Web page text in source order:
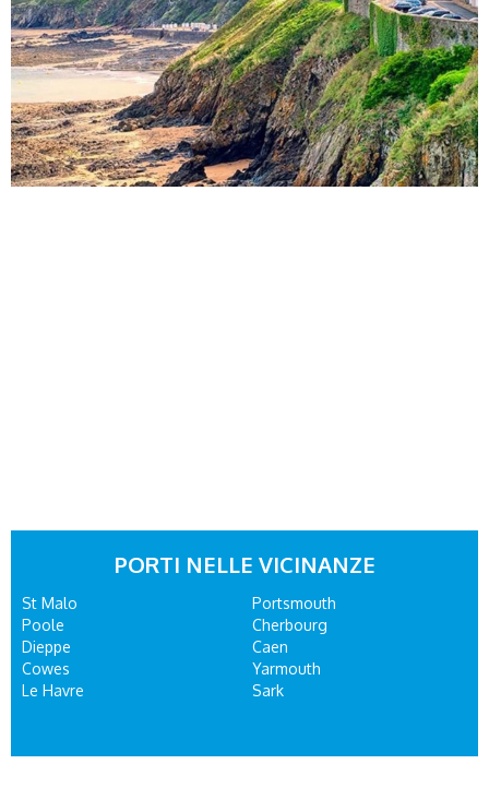
PORTI NELLE VICINANZE
St Malo
Poole
Dieppe
Cowes
Le Havre
Portsmouth
Cherbourg
Caen
Yarmouth
Sark